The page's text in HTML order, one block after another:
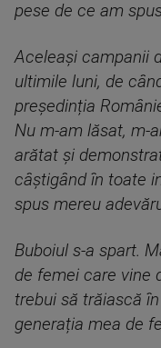
pese de ce am
Aceleași campanii
ultimile luni, de
președinția
Nu m-am lăsat, m-
arătat și
câștigând în toate
spus mereu
Buboiul s-a spart.
de femei care vine
trebui să trăiască
generația mea de